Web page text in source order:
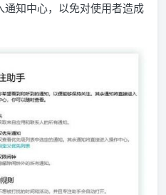
知中心，以免对使用者造成